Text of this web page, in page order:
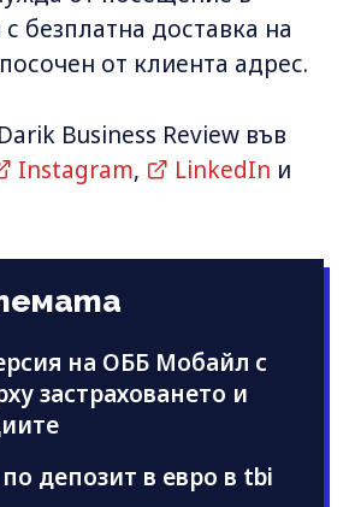
безплатна доставка на
от клиента адрес.
Business Review във
Instagram, LinkedIn и
на ОББ Мобайл с
застраховането и
депозит в евро в tbi